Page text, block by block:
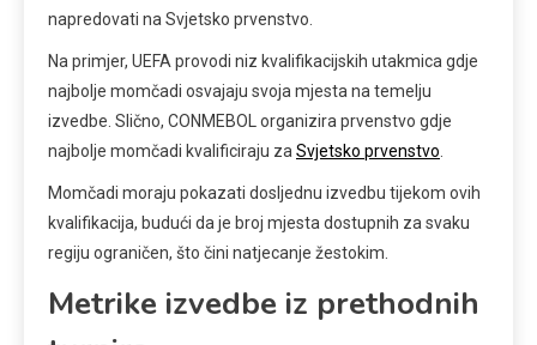
napredovati na Svjetsko prvenstvo.
Na primjer, UEFA provodi niz kvalifikacijskih utakmica gdje
najbolje momčadi osvajaju svoja mjesta na temelju
izvedbe. Slično, CONMEBOL organizira prvenstvo gdje
najbolje momčadi kvalificiraju za Svjetsko prvenstvo
Momčadi moraju pokazati dosljednu izvedbu tijekom ovih
kvalifikacija, budući da je broj mjesta dostupnih za svaku
regiju ograničen, što čini natjecanje žestokim.
Metrike izvedbe iz prethodnih